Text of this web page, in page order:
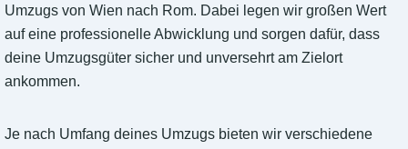
Umzugs von Wien nach Rom. Dabei legen wir großen Wert
auf eine professionelle Abwicklung und sorgen dafür, dass
deine Umzugsgüter sicher und unversehrt am Zielort
ankommen.
Je nach Umfang deines Umzugs bieten wir verschiedene